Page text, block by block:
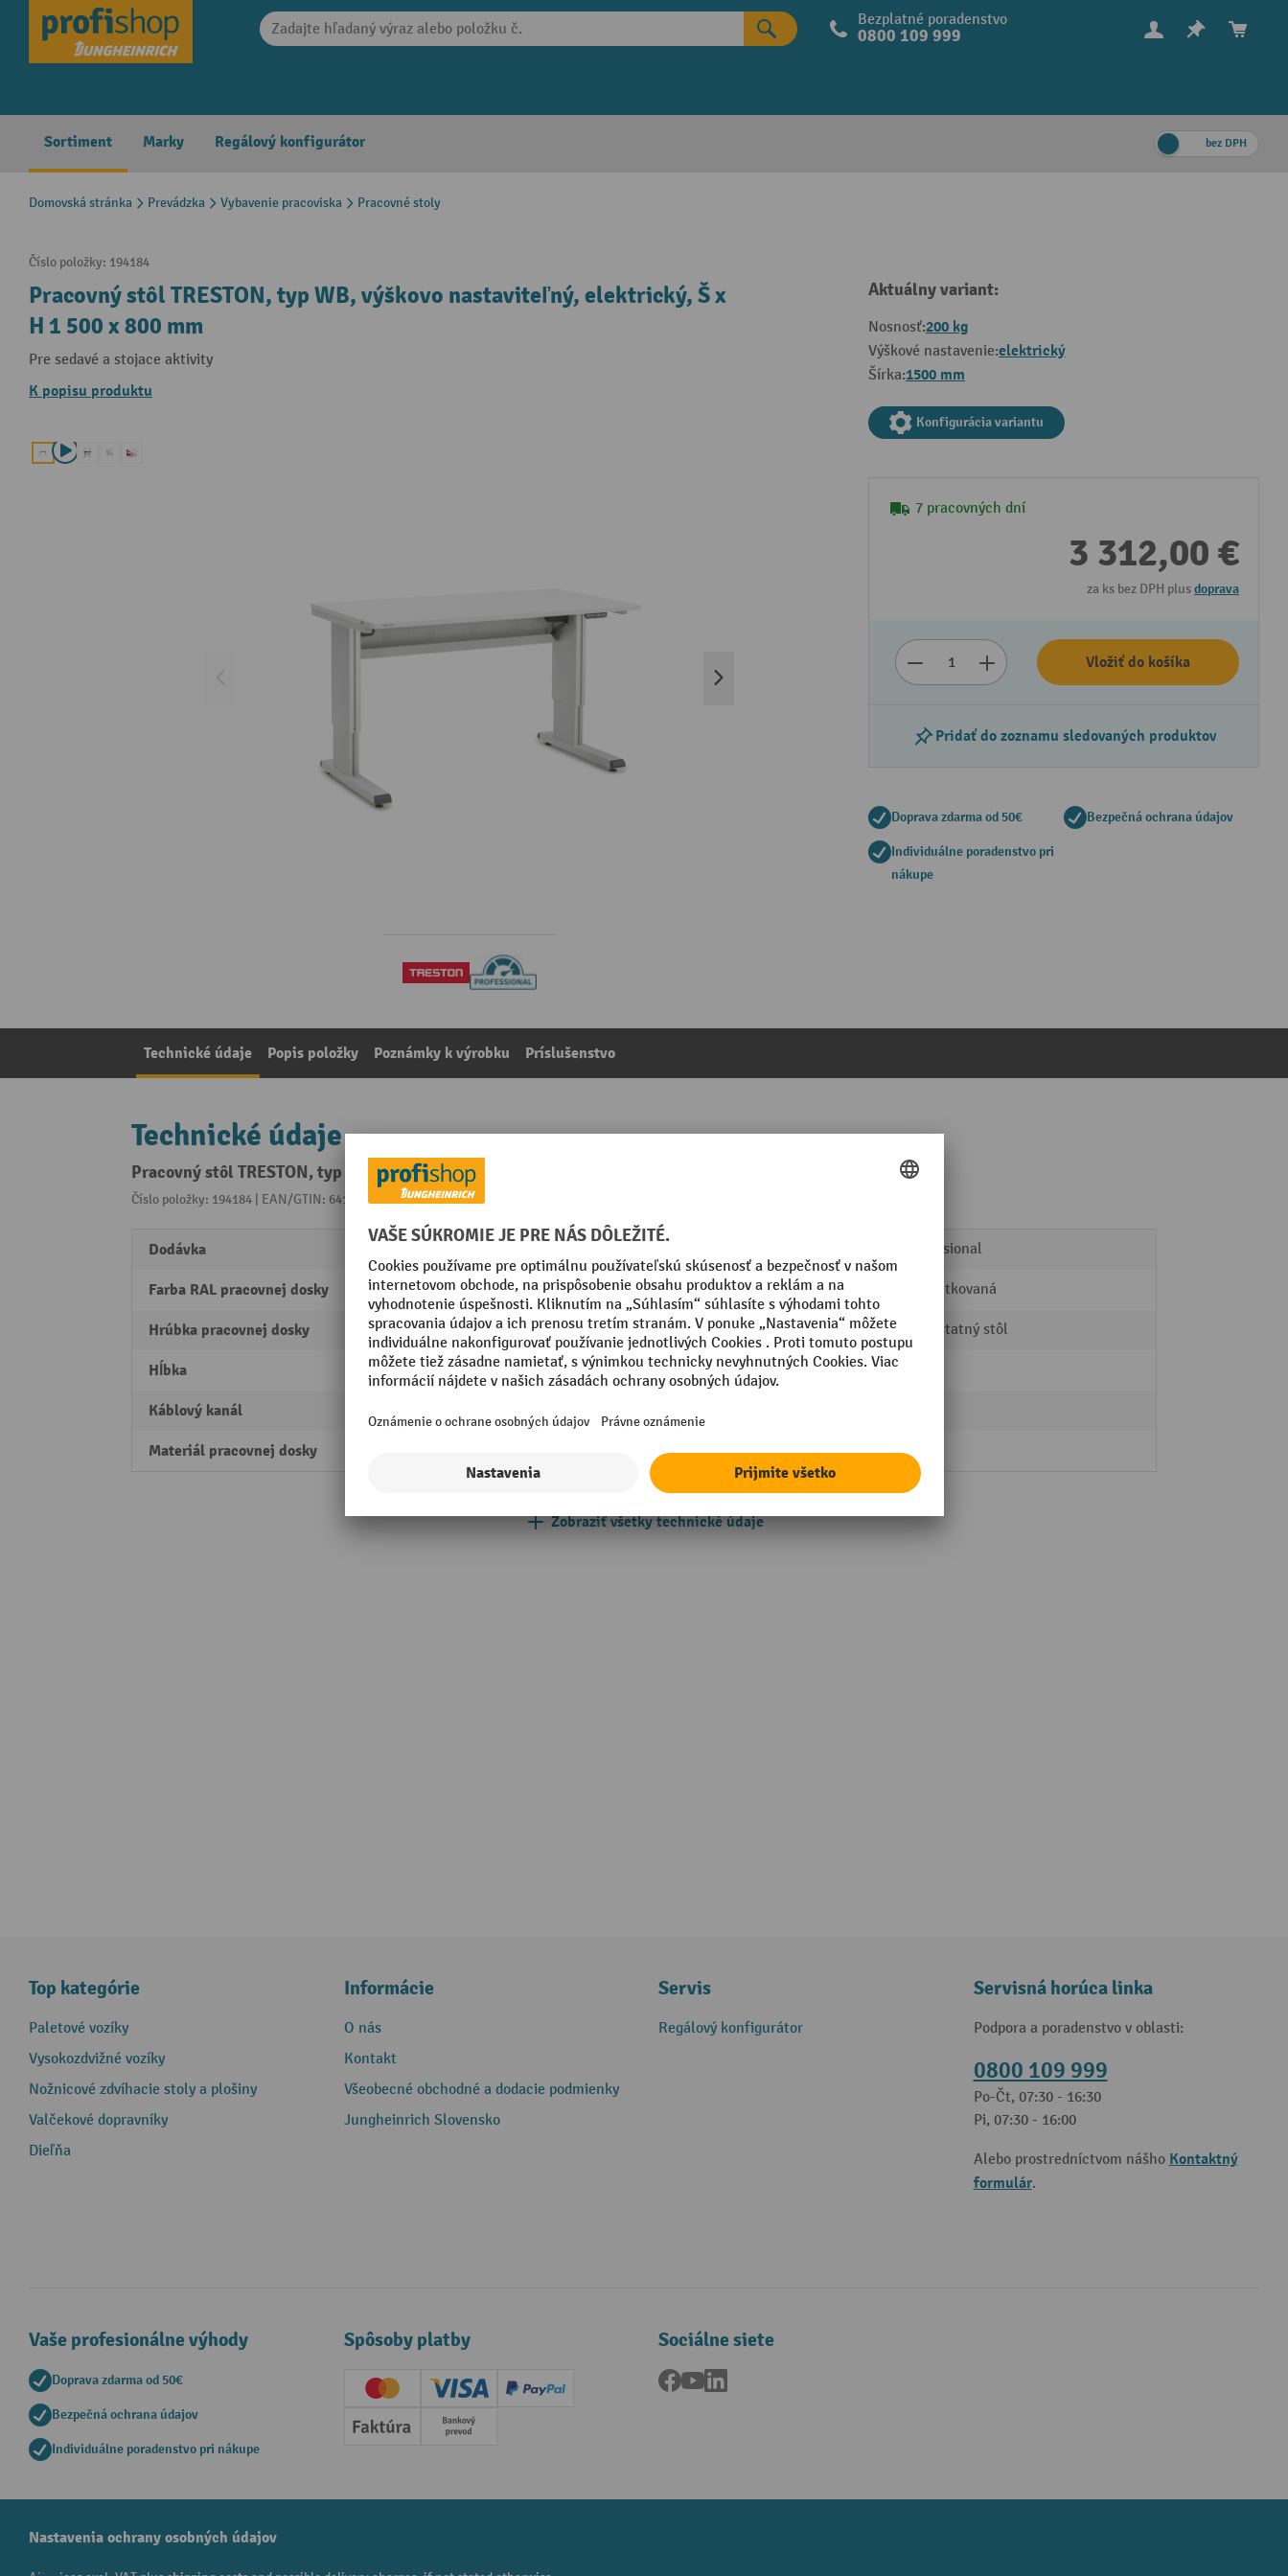
Skip to main navigation Bezplatné poradenstvo
0800 109 999
Sortiment Marky Regálový konfigurátor bez DPH
Domovská stránka Prevádzka Vybavenie pracoviska Pracovné stoly
Číslo položky: 194184
Pracovný stôl TRESTON, typ WB, výškovo nastaviteľný, elektrický, Š x
H 1 500 x 800 mm
Pre sedavé a stojace aktivity
K popisu produktu
Prehrať video
Aktuálny variant:
Nosnosť:200 kg
Výškové nastavenie:elektrický
Šírka:1500 mm
Konfigurácia variantu
7 pracovných dní
3 312,00 €
za ks bez DPH plusdoprava
Vložiť do košíka
Pridať do zoznamu sledovaných produktov
Doprava zdarma od 50€ Bezpečná ochrana údajov
Individuálne poradenstvo pri
nákupe
Technické údaje Popis položky Poznámky k výrobku Príslušenstvo
Technické údaje
Pracovný stôl TRESTON, typ WB, výškovo nastaviteľný, elektrický, Š x H 1 500 x 800 mm
Číslo položky: 194184 | EAN/GTIN: 6416763083916Z kategórie:
Dodávka
Farba RAL pracovnej dosky RAL 7035 lichtgrau
Hrúbka pracovnej dosky 25 mm
Hĺbka 800 mm
Káblový kanál
Materiál pracovnej dosky
Professional
Upevnenie nohy stola zoskrutkovaná
Vyhotovenie Samostatný stôl
Vyhotovenie ESD
Vyrovnanie hladiny
Vážiace zariadenie nie
Zobraziť všetky technické údaje
Top kategórie
Paletové vozíky
Vysokozdvižné vozíky
Nožnicové zdvíhacie stoly a plošiny
Valčekové dopravníky
Dieľňa
Informácie
O nás
Kontakt
Všeobecné obchodné a dodacie podmienky
Jungheinrich Slovensko
Servis
Regálový konfigurátor
Servisná horúca linka
Podpora a poradenstvo v oblasti:
0800 109 999
Po-Čt, 07:30 - 16:30
Pi, 07:30 - 16:00
Alebo prostredníctvom nášho Kontaktný
formulár.
Vaše profesionálne výhody
Doprava zdarma od 50€
Bezpečná ochrana údajov
Individuálne poradenstvo pri nákupe
Spôsoby platby
Creditcard (Master)Creditcard (Visa)
PayPal
Faktúra Predplatba
Sociálne siete
Facebook
YouTube
Nastavenia ochrany osobných údajov